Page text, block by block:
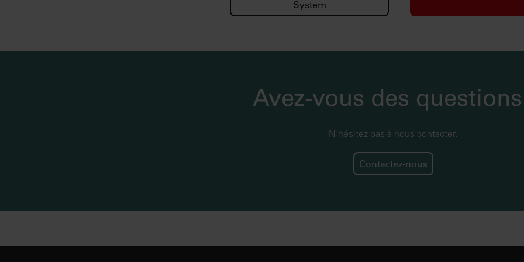
System
Avez-vous des
N'hésitez pas à nous contacter.
Contactez-nous